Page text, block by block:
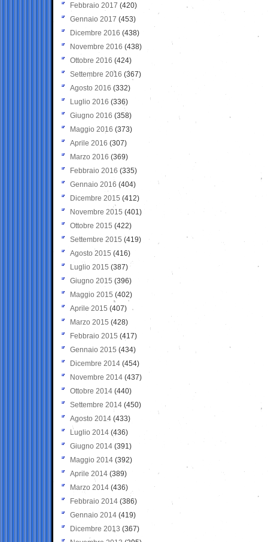
Febbraio 2017 (420)
Gennaio 2017 (453)
Dicembre 2016 (438)
Novembre 2016 (438)
Ottobre 2016 (424)
Settembre 2016 (367)
Agosto 2016 (332)
Luglio 2016 (336)
Giugno 2016 (358)
Maggio 2016 (373)
Aprile 2016 (307)
Marzo 2016 (369)
Febbraio 2016 (335)
Gennaio 2016 (404)
Dicembre 2015 (412)
Novembre 2015 (401)
Ottobre 2015 (422)
Settembre 2015 (419)
Agosto 2015 (416)
Luglio 2015 (387)
Giugno 2015 (396)
Maggio 2015 (402)
Aprile 2015 (407)
Marzo 2015 (428)
Febbraio 2015 (417)
Gennaio 2015 (434)
Dicembre 2014 (454)
Novembre 2014 (437)
Ottobre 2014 (440)
Settembre 2014 (450)
Agosto 2014 (433)
Luglio 2014 (436)
Giugno 2014 (391)
Maggio 2014 (392)
Aprile 2014 (389)
Marzo 2014 (436)
Febbraio 2014 (386)
Gennaio 2014 (419)
Dicembre 2013 (367)